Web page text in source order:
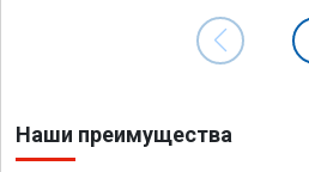
Наши преимущества